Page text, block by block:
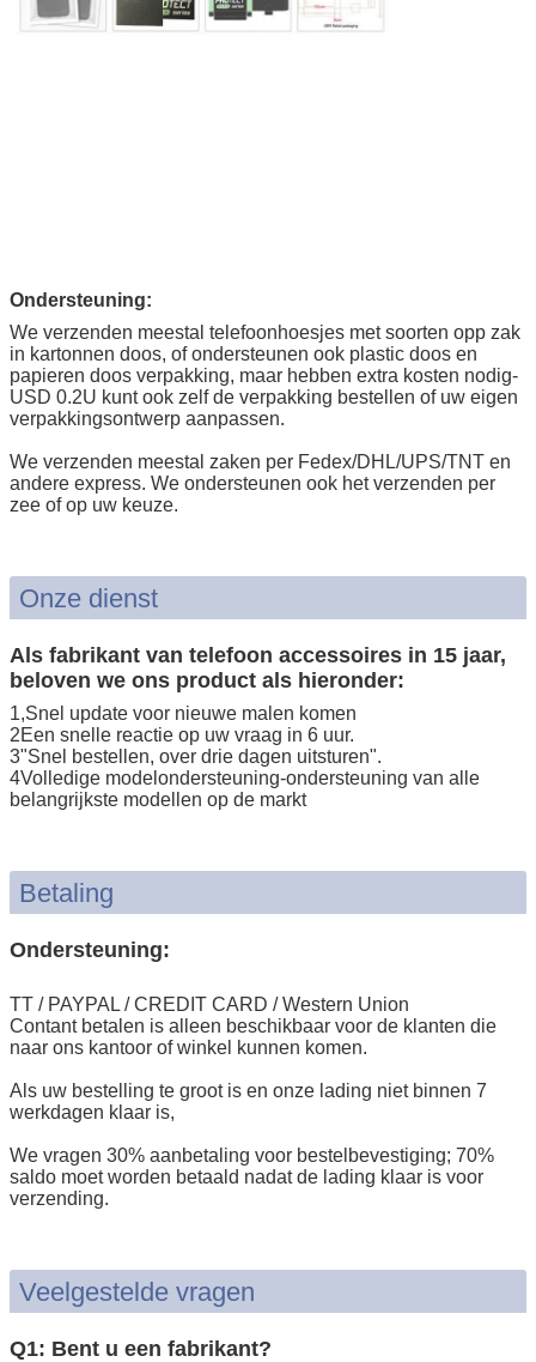
Ondersteuning:
We verzenden meestal telefoonhoesjes met soorten opp zak
in kartonnen doos, of ondersteunen ook plastic doos en
papieren doos verpakking, maar hebben extra kosten nodig-
USD 0.2U kunt ook zelf de verpakking bestellen of uw eigen
verpakkingsontwerp aanpassen.
We verzenden meestal zaken per Fedex/DHL/UPS/TNT en
andere express. We ondersteunen ook het verzenden per
zee of op uw keuze.
Onze dienst
Als fabrikant van telefoon accessoires in 15 jaar,
beloven we ons product als hieronder:
1,Snel update voor nieuwe malen komen
2Een snelle reactie op uw vraag in 6 uur.
3"Snel bestellen, over drie dagen uitsturen".
4Volledige modelondersteuning-ondersteuning van alle
belangrijkste modellen op de markt
Betaling
Ondersteuning:
TT / PAYPAL / CREDIT CARD / Western Union
Contant betalen is alleen beschikbaar voor de klanten die
naar ons kantoor of winkel kunnen komen.
Als uw bestelling te groot is en onze lading niet binnen 7
werkdagen klaar is,
We vragen 30% aanbetaling voor bestelbevestiging; 70%
saldo moet worden betaald nadat de lading klaar is voor
verzending.
Veelgestelde vragen
Q1: Bent u een fabrikant?